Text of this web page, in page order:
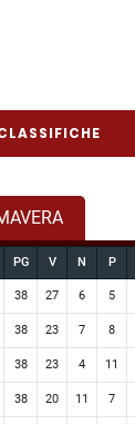
PG V N P
38 27 6 5
38 23 7 8
38 23 4 11
38 20 11 7